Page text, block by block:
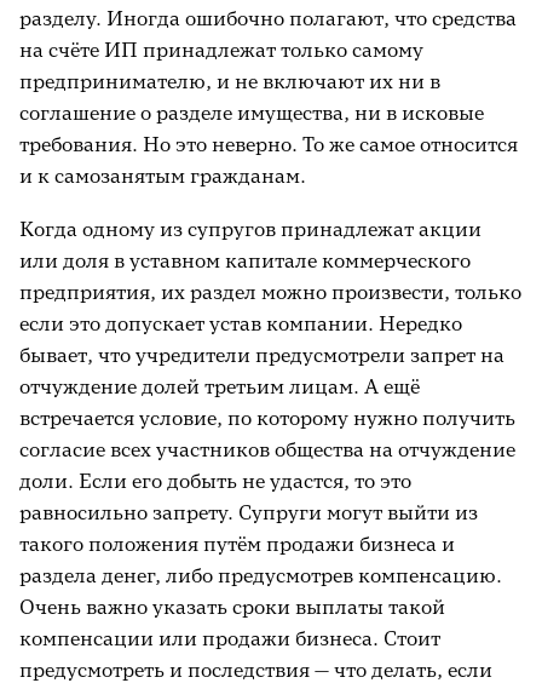
разделу. Иногда ошибочно полагают, что средства
на счёте ИП принадлежат только самому
предпринимателю, и не включают их ни в
соглашение о разделе имущества, ни в исковые
требования. Но это неверно. То же самое относится
и к самозанятым гражданам.
Когда одному из супругов принадлежат акции
или доля в уставном капитале коммерческого
предприятия, их раздел можно произвести, только
если это допускает устав компании. Нередко
бывает, что учредители предусмотрели запрет на
отчуждение долей третьим лицам. А ещё
встречается условие, по которому нужно получить
согласие всех участников общества на отчуждение
доли. Если его добыть не удастся, то это
равносильно запрету. Супруги могут выйти из
такого положения путём продажи бизнеса и
раздела денег, либо предусмотрев компенсацию.
Очень важно указать сроки выплаты такой
компенсации или продажи бизнеса. Стоит
предусмотреть и последствия — что делать, если